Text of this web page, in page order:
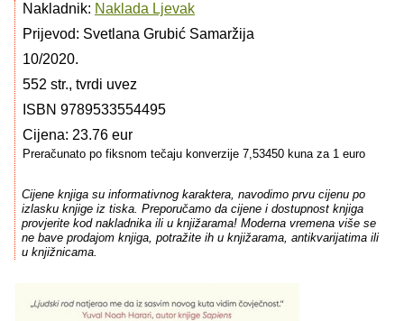
Nakladnik: Naklada Ljevak
Prijevod: Svetlana Grubić Samaržija
10/2020.
552 str., tvrdi uvez
ISBN 9789533554495
Cijena: 23.76 eur
Preračunato po fiksnom tečaju konverzije 7,53450 kuna za 1 euro
Cijene knjiga su informativnog karaktera, navodimo prvu cijenu po
izlasku knjige iz tiska. Preporučamo da cijene i dostupnost knjiga
provjerite kod nakladnika ili u knjižarama! Moderna vremena više se
ne bave prodajom knjiga, potražite ih u knjižarama, antikvarijatima ili
u knjižnicama.